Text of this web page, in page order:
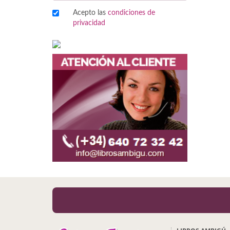
Acepto las condiciones de
privacidad